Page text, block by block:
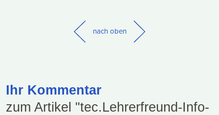
nach oben
Ihr Kommentar
zum Artikel "tec.Lehrerfreund-Info-